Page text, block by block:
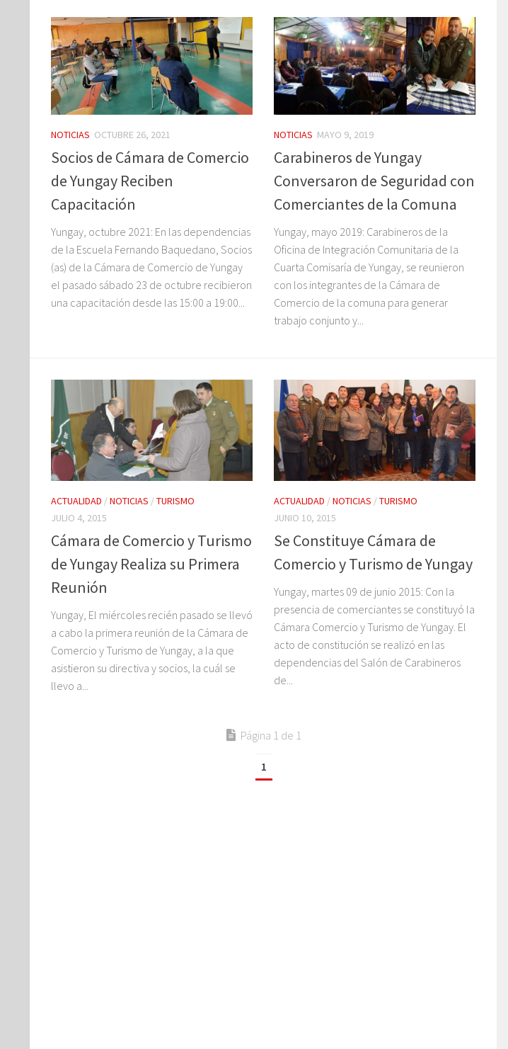
NOTICIAS OCTUBRE 26, 2021
Socios de Cámara de Comercio
de Yungay Reciben
Capacitación
Yungay, octubre 2021: En las dependencias
de la Escuela Fernando Baquedano, Socios
(as) de la Cámara de Comercio de Yungay
el pasado sábado 23 de octubre recibieron
una capacitación desde las 15:00 a 19:00...
NOTICIAS MAYO 9, 2019
Carabineros de Yungay
Conversaron de Seguridad con
Comerciantes de la Comuna
Yungay, mayo 2019: Carabineros de la
Oficina de Integración Comunitaria de la
Cuarta Comisaría de Yungay, se reunieron
con los integrantes de la Cámara de
Comercio de la comuna para generar
trabajo conjunto y...
ACTUALIDAD /NOTICIAS /TURISMO
JULIO 4, 2015
Cámara de Comercio y Turismo
de Yungay Realiza su Primera
Reunión
Yungay, El miércoles recién pasado se llevó
a cabo la primera reunión de la Cámara de
Comercio y Turismo de Yungay, a la que
asistieron su directiva y socios, la cuál se
llevo a...
ACTUALIDAD /NOTICIAS /TURISMO
JUNIO 10, 2015
Se Constituye Cámara de
Comercio y Turismo de Yungay
Yungay, martes 09 de junio 2015: Con la
presencia de comerciantes se constituyó la
Cámara Comercio y Turismo de Yungay. El
acto de constitución se realizó en las
dependencias del Salón de Carabineros
de...
Página 1 de 1
1